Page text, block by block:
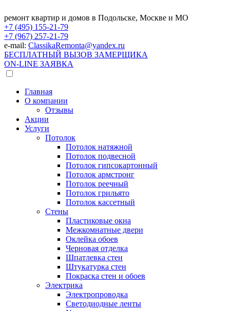
ремонт квартир и домов в Подольске, Москве и МО
+7 (495) 155-21-79
+7 (967) 257-21-79
e-mail: ClassikaRemonta@yandex.ru
БЕСПЛАТНЫЙ ВЫЗОВ ЗАМЕРЩИКА
ON-LINE ЗАЯВКА
Главная
О компании
Отзывы
Акции
Услуги
Потолок
Потолок натяжной
Потолок подвесной
Потолок гипсокартонный
Потолок армстронг
Потолок реечный
Потолок грильято
Потолок кассетный
Стены
Пластиковые окна
Межкомнатные двери
Оклейка обоев
Черновая отделка
Шпатлевка стен
Штукатурка стен
Покраска стен и обоев
Электрика
Электропроводка
Светодиодные ленты